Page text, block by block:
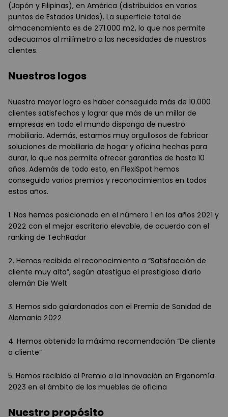
(Japón y Filipinas), en América (distribuidos en varios
puntos de Estados Unidos). La superficie total de
almacenamiento es de 271.000 m2, lo que nos permite
adecuarnos al milímetro a las necesidades de nuestros
clientes.
Nuestros logos
Nuestro mayor logro es haber conseguido más de 10.000
clientes satisfechos y lograr que más de un millar de
empresas en todo el mundo disponga de nuestro
mobiliario. Además, estamos muy orgullosos de fabricar
soluciones de mobiliario de hogar y oficina hechas para
durar, lo que nos permite ofrecer garantías de hasta 10
años. Además de todo esto, en FlexiSpot hemos
conseguido varios premios y reconocimientos en todos
estos años.
1. Nos hemos posicionado en el número 1 en los años 2021 y
2022 con el mejor escritorio elevable, de acuerdo con el
ranking de TechRadar
2. Hemos recibido el reconocimiento a “Satisfacción de
cliente muy alta”, según atestigua el prestigioso diario
alemán Die Welt
3. Hemos sido galardonados con el Premio de Sanidad de
Alemania 2022
4. Hemos obtenido la máxima recomendación “De cliente
a cliente”
5. Hemos recibido el Premio a la Innovación en Ergonomía
2023 en el ámbito de los muebles de oficina
Nuestro propósito